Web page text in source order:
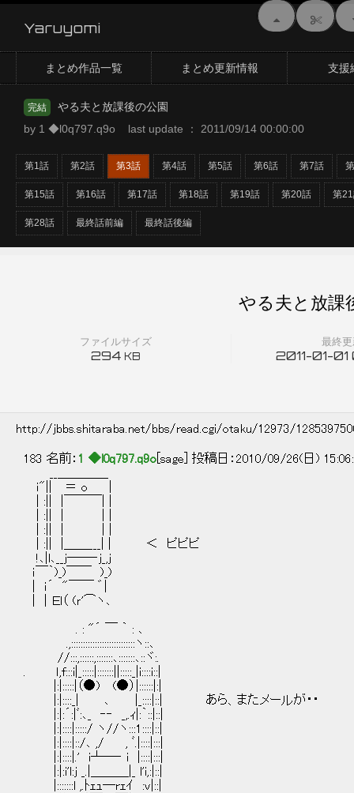
Yaruyomi
まとめ作品一覧 まとめ更新情報 支援
完結
やる夫と放課後の公園
by 1 ◆l0q797.q9o last update ： 2011/09/14 00:00:00
第1話 第2話 第3話 第4話 第5話 第6話 第7話
第15話 第16話 第17話 第18話 第19話 第20話 第
第28話 最終話前編 最終話後編
ファイルサイズ
294 KB
最終
2011-01-
やる夫と放課
http://jbbs.shitaraba.net/bbs/read.cgi/otaku/12973/
183 名前： 1 ◆l0q797.q9o [sage] 投稿日：2010/09/26(日)
ｉ"|| ＝ o |
| :|| |￣￣￣| |
| :|| | | |
| :|| | | |
| :|| |＿＿___| | ＜ ピピピ
!､|l､__ｊ──‐ｊ_,ｊ
ｉ￣｀)_)￣￣ )_)
| ｉ´ "￣￣ ゛|
| | Ｅl（ (ｒ'⌒ヽ､
. : "´ ￣ ｀ : ､
.,:::::::::::::::::::::::::::ヽ::､
//:::,::::::,:::::::､:::::::､::ヾ:.
. ｌ,f:::i|_:::::|:::::::||:::::_|i::::i::|
|:|:::::|（●) (●）|::::::|:|
|:|::::_| ､ |_::::|::| あら、またメールが・・
|:|:´:|ﾞ:､_ ‐‐ _,.ｨ|:｀::|::|
|:|::::|:::::/ ヽ//ヽ:::1::::|::|
|:|::::|::/､ ,/ , ﾞ.|::::|:::|
|:|::::|.' i┴─‐ i |::::|:::|
|:|:i'l:j _.|＿＿＿|_ l'i,:|::|
|:::::::l ,.ﾄｪｭ─rｪｲ :v|::|